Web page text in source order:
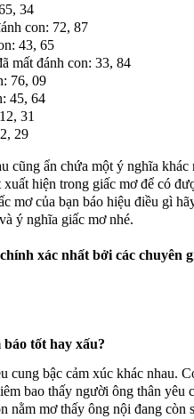
34
con: 72, 87
43, 65
mất đánh con: 33, 84
76, 09
45, 64
31
29
cũng ẩn chứa một ý nghĩa khác
hiện trong giấc mơ để có
mơ của bạn báo hiệu điều gì
ý nghĩa giấc mơ nhé.
xác nhất bởi các chuyên
tốt hay xấu?
cung bậc cảm xúc khác nhau.
bao thấy người ông thân yêu
nằm mơ thấy ông nội đang còn